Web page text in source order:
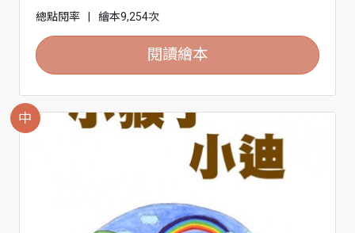
總點閱率
| 繪本9,254次
閱讀繪本
中